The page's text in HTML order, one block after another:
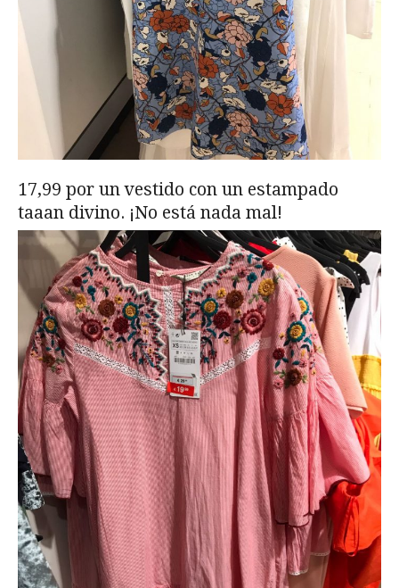
17,99 por un vestido con un estampado
taaan divino. ¡No está nada mal!